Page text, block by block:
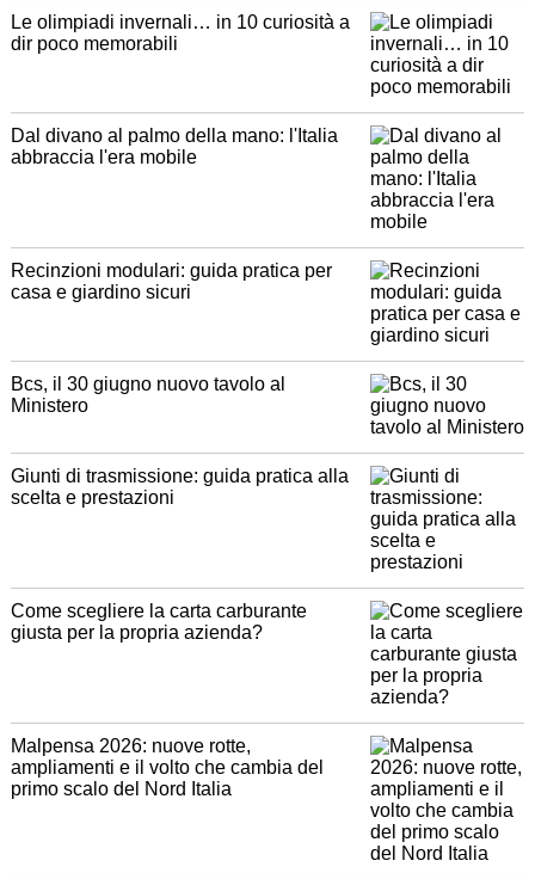
Le olimpiadi invernali… in 10 curiosità a
dir poco memorabili
Dal divano al palmo della mano: l'Italia
abbraccia l'era mobile
Recinzioni modulari: guida pratica per
casa e giardino sicuri
Bcs, il 30 giugno nuovo tavolo al
Ministero
Giunti di trasmissione: guida pratica alla
scelta e prestazioni
Come scegliere la carta carburante
giusta per la propria azienda?
Malpensa 2026: nuove rotte,
ampliamenti e il volto che cambia del
primo scalo del Nord Italia